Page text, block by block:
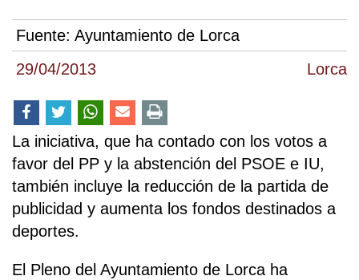
29/04/2013 Lorca
Fuente: Ayuntamiento de Lorca
La iniciativa, que ha contado con los votos a
favor del PP y la abstención del PSOE e IU,
también incluye la reducción de la partida de
publicidad y aumenta los fondos destinados a
deportes.
El Pleno del Ayuntamiento de Lorca ha